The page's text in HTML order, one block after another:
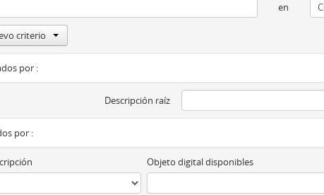
en
criterio
por :
Descripción raíz
por :
Objeto digital disponibles